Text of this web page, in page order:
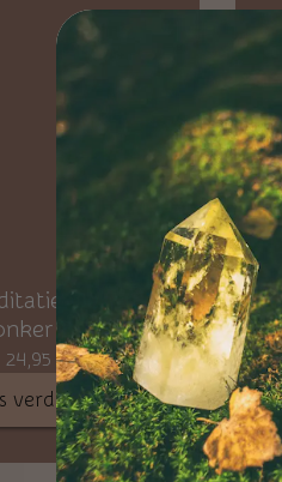
Deken
Blauw
24,95
verder